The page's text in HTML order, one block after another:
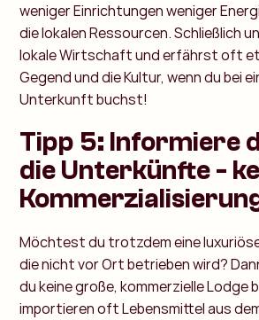
weniger Einrichtungen weniger
die lokalen Ressourcen. Schließlich
lokale Wirtschaft und erfährst oft
Gegend und die Kultur, wenn du bei
Unterkunft buchst!
Tipp 5: Informiere
die Unterkünfte -
Möchtest du trotzdem eine
die nicht vor Ort betrieben wird?
du keine große, kommerzielle Lodge
importieren oft Lebensmittel aus